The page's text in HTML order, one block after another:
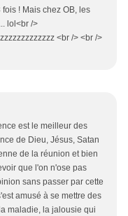
! Mais chez OB, les
lol<br />
<br /> <br />
est le meilleur des
de Dieu, Jésus, Satan
de la réunion et bien
que l'on n'ose pas
sans passer par cette
amusé à se mettre des
maladie, la jalousie qui